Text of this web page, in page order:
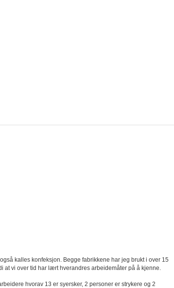
kalles konfeksjon. Begge fabrikkene har jeg brukt i over 15
at vi over tid har lært hverandres arbeidemåter på å kjenne.
hvorav 13 er syersker, 2 personer er strykere og 2